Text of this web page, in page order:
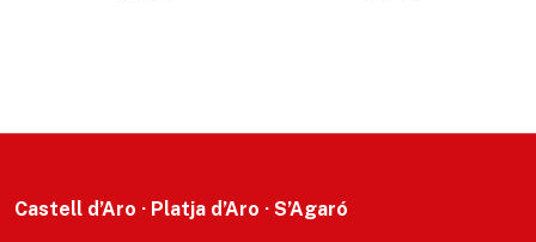
Castell d’Aro · Platja d’Aro · S’Agaró